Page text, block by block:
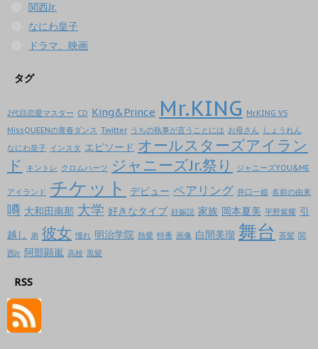
関西Jr.
なにわ皇子
ドラマ、映画
タグ
2代目恋愛マスター CD King&Prince Mr.KING Mr.KING VS
MissQUEENの青春ダンス Twitter うちの執事が言うことには お母さん しょうれん
なにわ皇子 インスタ エピソード オールスターズアイラン
ド
キントレ クロムハーツ ジャニーズJr.祭り ジャニーズYOU&ME
アイランド チケット デビュー ペアリング 井口一姫 名前の由来
噂 大和田南那 大学 好きなタイプ 妊娠説 家族 岡本夏美 平野紫耀 引
越し 弟 彼女 憧れ 明治学院 熱愛 特番 画像 白間美瑠 舞台 茶髪 関
西Jr. 阿部顕嵐 高校 黒髪
RSS